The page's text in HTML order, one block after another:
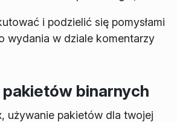
i podzielić się pomysłami
wydania w dziale komentarzy
binarnych
używanie pakietów dla twojej